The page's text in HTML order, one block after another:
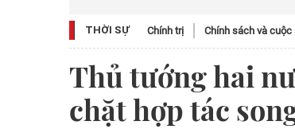
THỜI SỰ Chính trị Chính sách và cuộc
Thủ tướng hai
chặt hợp tác